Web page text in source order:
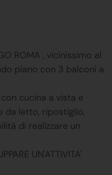
ROMA , vicinissimo al
piano con 3 balconi a
cucina a vista e
da letto, ripostiglio,
di realizzare un
UN'ATTIVITA'